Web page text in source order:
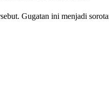
Gugatan ini menjadi